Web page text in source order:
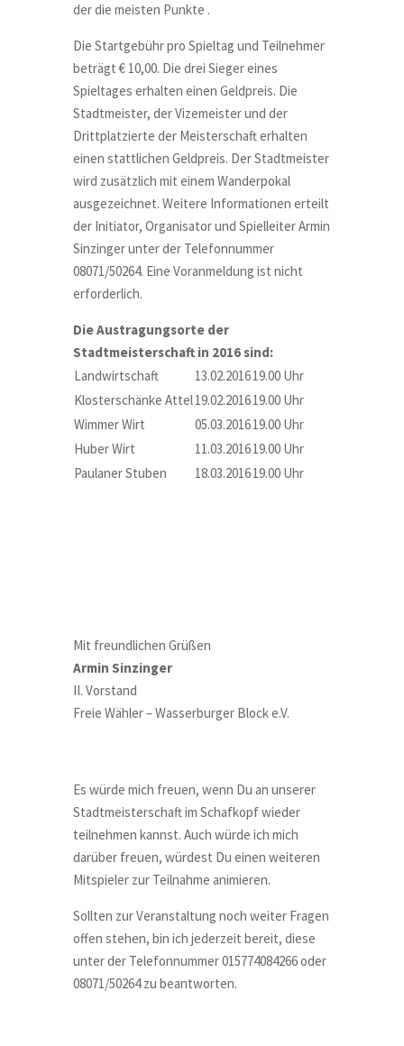
der die meisten Punkte .
Die Startgebühr pro Spieltag und Teilnehmer
beträgt € 10,00. Die drei Sieger eines
Spieltages erhalten einen Geldpreis. Die
Stadtmeister, der Vizemeister und der
Drittplatzierte der Meisterschaft erhalten
einen stattlichen Geldpreis. Der Stadtmeister
wird zusätzlich mit einem Wanderpokal
ausgezeichnet. Weitere Informationen erteilt
der Initiator, Organisator und Spielleiter Armin
Sinzinger unter der Telefonnummer
08071/50264. Eine Voranmeldung ist nicht
erforderlich.
Die Austragungsorte der
Stadtmeisterschaft in 2016 sind:
Landwirtschaft
13.02.201619.00 Uhr
Klosterschänke Attel19.02.201619.00 Uhr
Wimmer Wirt
05.03.201619.00 Uhr
Huber Wirt
11.03.201619.00 Uhr
Paulaner Stuben
18.03.201619.00 Uhr
Mit freundlichen Grüßen
Armin Sinzinger
II. Vorstand
Freie Wähler – Wasserburger Block e.V.
Es würde mich freuen, wenn Du an unserer
Stadtmeisterschaft im Schafkopf wieder
teilnehmen kannst. Auch würde ich mich
darüber freuen, würdest Du einen weiteren
Mitspieler zur Teilnahme animieren.
Sollten zur Veranstaltung noch weiter Fragen
offen stehen, bin ich jederzeit bereit, diese
unter der Telefonnummer 015774084266 oder
08071/50264 zu beantworten.